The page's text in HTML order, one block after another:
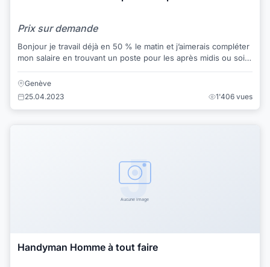
Prix sur demande
Bonjour je travail déjà en 50 % le matin et j’aimerais compléter
mon salaire en trouvant un poste pour les après midis ou soir
Genève
25.04.2023
1'406 vues
Handyman Homme à tout faire